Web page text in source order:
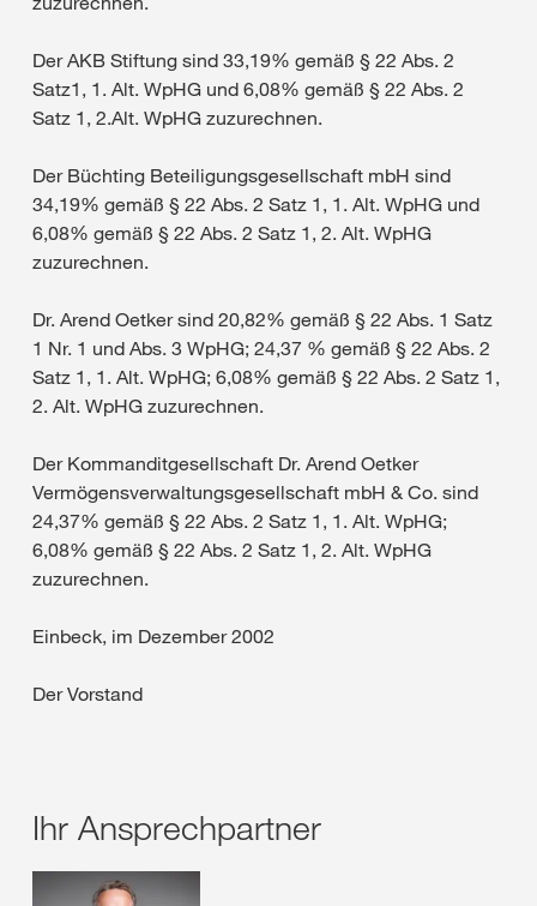
Der AKB Stiftung sind 33,19% gemäß § 22 Abs. 2
Satz1, 1. Alt. WpHG und 6,08% gemäß § 22 Abs. 2
Satz 1, 2.Alt. WpHG zuzurechnen.
Der Büchting Beteiligungsgesellschaft mbH sind
34,19% gemäß § 22 Abs. 2 Satz 1, 1. Alt. WpHG und
6,08% gemäß § 22 Abs. 2 Satz 1, 2. Alt. WpHG
zuzurechnen.
Dr. Arend Oetker sind 20,82% gemäß § 22 Abs. 1 Satz
1 Nr. 1 und Abs. 3 WpHG; 24,37 % gemäß § 22 Abs. 2
Satz 1, 1. Alt. WpHG; 6,08% gemäß § 22 Abs. 2 Satz 1,
2. Alt. WpHG zuzurechnen.
Der Kommanditgesellschaft Dr. Arend Oetker
Vermögensverwaltungsgesellschaft mbH & Co. sind
24,37% gemäß § 22 Abs. 2 Satz 1, 1. Alt. WpHG;
6,08% gemäß § 22 Abs. 2 Satz 1, 2. Alt. WpHG
zuzurechnen.
Einbeck, im Dezember 2002
Der Vorstand
Ihr Ansprechpartner